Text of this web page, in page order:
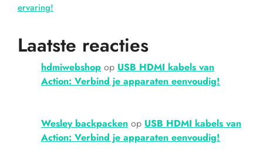
ervaring!
Laatste reacties
hdmiwebshop op USB HDMI kabels van
Action: Verbind je apparaten eenvoudig!
Wesley backpacken op USB HDMI kabels van
Action: Verbind je apparaten eenvoudig!